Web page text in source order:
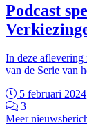
Podcast
In deze aflevering
van de Serie van
5 februari
3
Meer